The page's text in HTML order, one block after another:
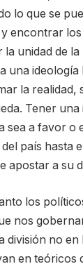
lo que se
encontrar
unidad de
una ideología
la realidad,
Tener una
sea a favor o
país hasta
apostar a su
los
nos
división no en
en teóricos